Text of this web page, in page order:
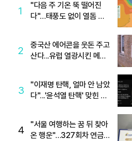
1
"다음 주 기온 뚝 떨어진
다"…태풍도 없이 열돔 박
2
중국산 에어콘을 웃돈 주고
산다...유럽 열광시킨 메이
3
"이재명 탄핵, 얼마 안 남았
다"...'윤석열 탄핵' 맞힌 무
4
"서울 여행하는 꿈 뒤 찾아
온 행운"…327회차 연금